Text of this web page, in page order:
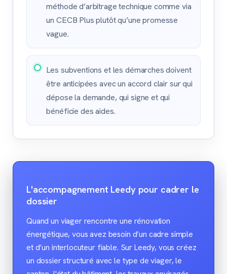
méthode d’arbitrage technique comme via
un CECB Plus plutôt qu’une promesse
vague.
Les subventions et les démarches doivent
être anticipées avec un accord clair sur qui
dépose la demande, qui signe et qui
bénéficie des aides.
L'accompagnement Leedy pour cadrer le
dossier
Quand un viager rencontre une rénovation
énergétique, vous avez besoin d’un cadre simple
et d’un interlocuteur fiable. Sur Leedy, vous créez
un dossier structuré avec le type de viager, le